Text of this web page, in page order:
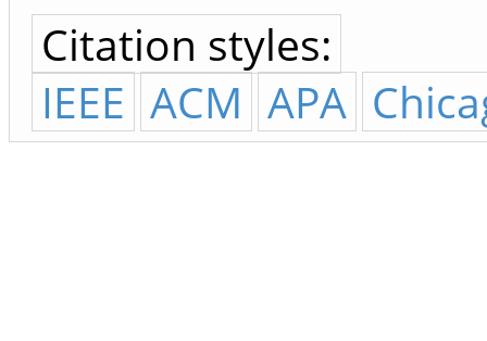
Citation styles:
IEEE ACM APA